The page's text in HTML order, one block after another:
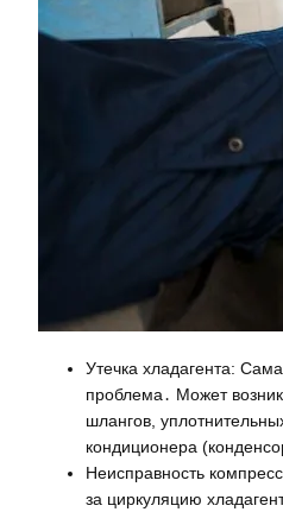
Утечка хладагента:
проблема․ Может
шлангов,
кондиционера
Неисправность
за циркуляцию